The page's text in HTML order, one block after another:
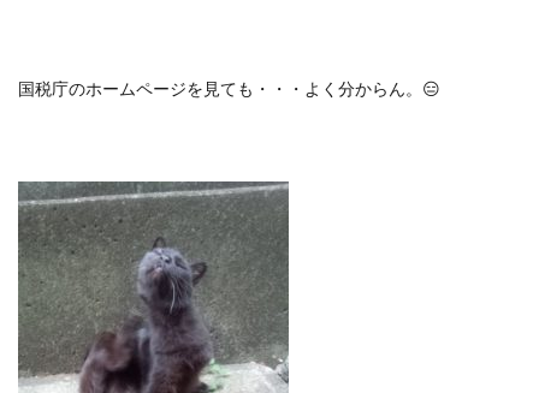
国税庁のホームページを見ても・・・よく分からん。 😑